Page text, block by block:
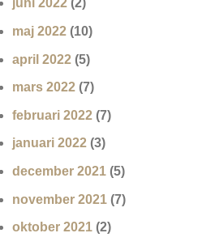
juni 2022 (2)
maj 2022 (10)
april 2022 (5)
mars 2022 (7)
februari 2022 (7)
januari 2022 (3)
december 2021 (5)
november 2021 (7)
oktober 2021 (2)